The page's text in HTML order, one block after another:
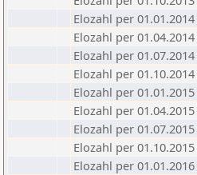
Elozahl per 01.01.2014
Elozahl per 01.04.2014
Elozahl per 01.07.2014
Elozahl per 01.10.2014
Elozahl per 01.01.2015
Elozahl per 01.04.2015
Elozahl per 01.07.2015
Elozahl per 01.10.2015
Elozahl per 01.01.2016